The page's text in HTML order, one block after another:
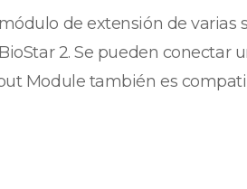
de extensión de varias
2. Se pueden
Module también es